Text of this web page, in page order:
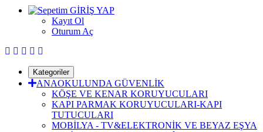
GİRİŞ YAP
Kayıt Ol
Oturum Aç
Kategoriler
ANAOKULUNDA GÜVENLİK
KÖŞE VE KENAR KORUYUCULARI
KAPI PARMAK KORUYUCULARI-KAPI
TUTUCULARI
MOBİLYA - TV&ELEKTRONİK VE BEYAZ EŞYA